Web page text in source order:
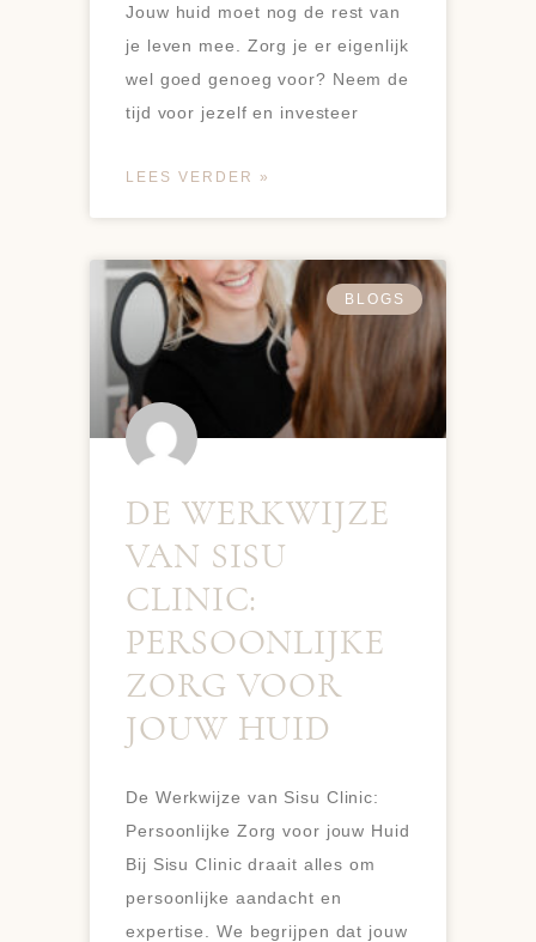
Jouw huid moet nog de rest van
je leven mee. Zorg je er eigenlijk
wel goed genoeg voor? Neem de
tijd voor jezelf en investeer
LEES VERDER »
BLOGS
DE WERKWIJZE
VAN SISU
CLINIC:
PERSOONLIJKE
ZORG VOOR
JOUW HUID
De Werkwijze van Sisu Clinic:
Persoonlijke Zorg voor jouw Huid
Bij Sisu Clinic draait alles om
persoonlijke aandacht en
expertise. We begrijpen dat jouw